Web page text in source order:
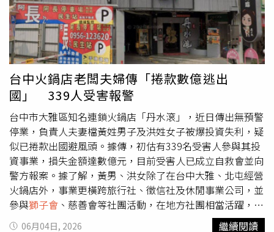
害規模、涉案金額及相關刑事責任，黃姓夫妻目前行蹤以及
是否涉及詐欺、非法吸金等罪嫌，仍有待進一步調查確認。
有熟識成員私下交流時才得知彼此都有參與。地方人士透
露，黃、洪夫妻近2、3年仍頻繁出席各種公開活動，但幾乎
未曾聽聞其投資事業細節，如今卻爆出鉅額吸金疑雲，令許
多人感到震驚。受害者組成的自救會目前區分為「輕微組」
294人及「重災組」45人，不少人投入畢生積蓄，擔心血本
無歸。更令投資人憤怒的是，監視器畫面顯示，黃男日前身
穿花襯衫在住家門前等候接送車輛，隨後洪女與孩子提著大
包小包行李現身，一家四口搭車前往機場，宛如準備出國旅
遊。由於時間點恰與投資案爆發危機相近，受害者痛批夫妻
倆早有捲款潛逃預謀，如今人已身在中國避風頭，追討難度
大增。目前已有投資人向警方報案，大雅警分局表示，全案
已報請台中地檢署指揮偵辦，將釐清是否涉及非法吸金、詐
欺及違反銀行法等相關刑責。
台中火鍋店老闆夫婦傳「捲款數億逃出
國」 339人受害報警
台中市大雅區知名連鎖火鍋店「丹水滾」，近日傳出無預警
停業，負責人夫妻檔黃姓男子及洪姓女子被爆投資失利，疑
似已捲款出國避風頭。據傳，初估有339名受害人參與其投
資事業，損失金額達數億元，目前受害人已成立自救會並向
警方報案。據了解，黃男、洪女除了在台中大雅、北屯經營
火鍋店外，事業更橫跨旅行社、徵信社及休閒事業公司，並
參與獅子會 、慈善會等社團活動，在地方社團相當活躍，也
曾在宮廟普渡時贊助上百桌宴席，藉此形象吸引不少社團幹
06月04日, 2026 繼續閱讀